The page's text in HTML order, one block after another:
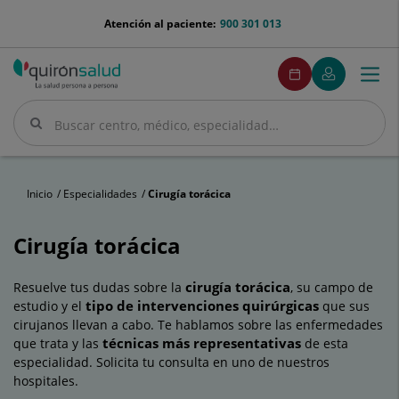
menu-
900 301 013
Atención al paciente:
Buscar
Buscar
menuPedirCita
Pedir
cita
Mi
Quirónsalud
Menú
Inicio Especialidades Cirugía torácica
Cirugía torácica
Resuelve tus dudas sobre la cirugía torácica, su campo de
estudio y el tipo de intervenciones quirúrgicas que sus
cirujanos llevan a cabo. Te hablamos sobre las enfermedades
que trata y las técnicas más representativas de esta
especialidad. Solicita tu consulta en uno de nuestros
hospitales.